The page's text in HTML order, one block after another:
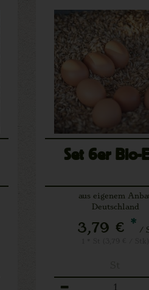
Set 6er Bio-
aus eigenem
Deutschland
3,79 € * /
Anzahl